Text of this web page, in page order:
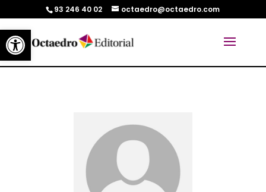
Abrir barra de herramientas
93 246 40 02 octaedro@octaedro.com